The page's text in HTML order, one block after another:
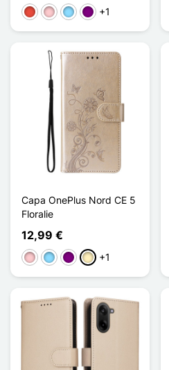
Vermelho
RosaAzul Claro
Púrpura
+1
Capa OnePlus Nord CE 5
Floralie
12,99 €
RosaAzul Claro
Púrpura
Ouro+1